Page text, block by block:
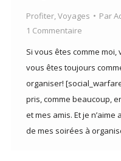
Profiter,Voyages Par
1 Commentaire
Si vous êtes comme
vous êtes toujours
organiser!
pris, comme beaucoup,
et mes amis. Et je
de mes soirées à